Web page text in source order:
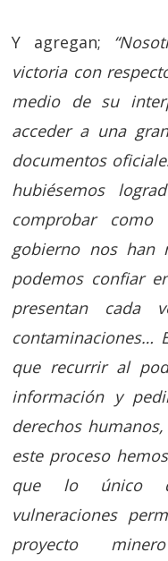
Y agregan;
victoria con
medio de su
acceder a una
documentos
hubiésemos
comprobar como
gobierno nos han
podemos confiar
presentan cada
contaminaciones…
que recurrir al
información y
derechos
este proceso
que lo único
vulneraciones
proyecto